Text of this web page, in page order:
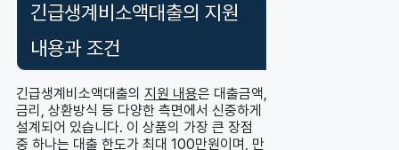
긴급생계비소액대출의 지원
내용과 조건
긴급생계비소액대출의 지원 내용은 대출금액,
금리, 상환방식 등 다양한 측면에서 신중하게
설계되어 있습니다. 이 상품의 가장 큰 장점
중 하나는 대출 한도가 최대 100만원이며, 만